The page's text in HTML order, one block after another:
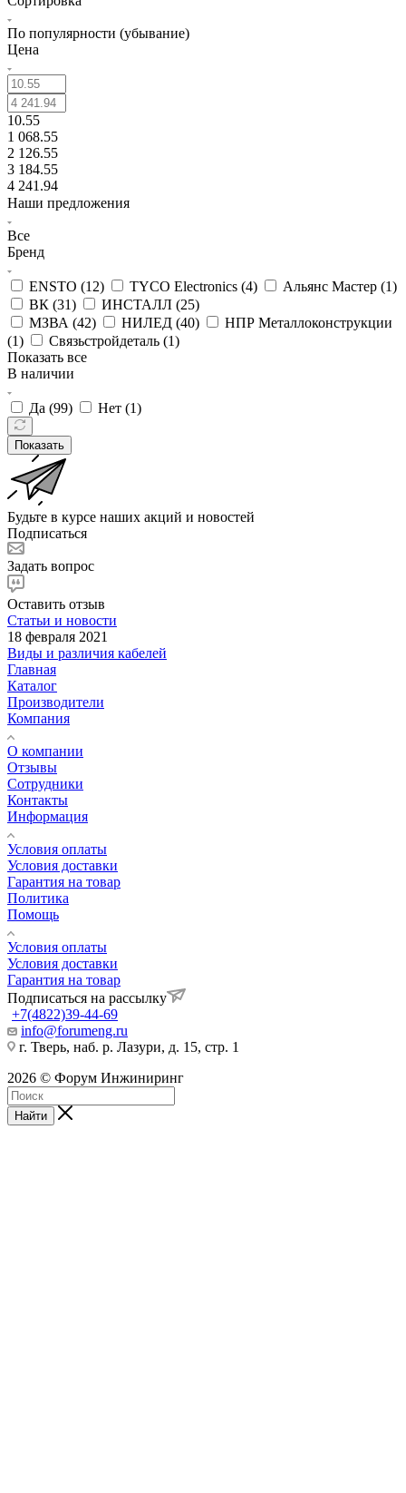
По популярности (убывание)
Цена
10.55
1 068.55
2 126.55
3 184.55
4 241.94
Наши предложения
Все
Бренд
ENSTO (12) TYCO Electronics (4) Альянс Мастер (1)
ВК (31) ИНСТАЛЛ (25)
МЗВА (42) НИЛЕД (40)
НПР Металлоконструкции
(1) Связьстройдеталь (1)
Показать все
В наличии
Да (99) Нет (1)
Показать
Будьте в курсе наших акций и новостей
Подписаться
Задать вопрос
Оставить отзыв
Статьи и новости
18 февраля 2021
Виды и различия кабелей
Главная
Каталог
Производители
Компания
О компании
Отзывы
Сотрудники
Контакты
Информация
Условия оплаты
Условия доставки
Гарантия на товар
Политика
Помощь
Условия оплаты
Условия доставки
Гарантия на товар
Подписаться на рассылку
+7(4822)39-44-69
info@forumeng.ru
г. Тверь, наб. р. Лазури, д. 15, стр. 1
2026 © Форум Инжиниринг
Найти